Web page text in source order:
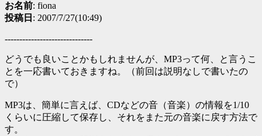
お名前: fiona
投稿日 : 2007/7/27(10:49)
------------------------------
どうでも良いことかもしれませんが、MP3って何、と言うこ
とを一応書いておきますね。（前回は説明なしで書いたの
で）
MP3は、簡単に言えば、CDなどの音（音楽）の情報を1/10
くらいに圧縮して保存し、それをまた元の音楽に戻す方法で
す。